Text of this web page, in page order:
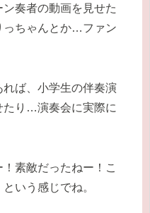
奏者の動画を見せた
っちゃんとか…ファン
ば、小学生の伴奏演
たり…演奏会に実際に
素敵だったねー！こ
いう感じでね。